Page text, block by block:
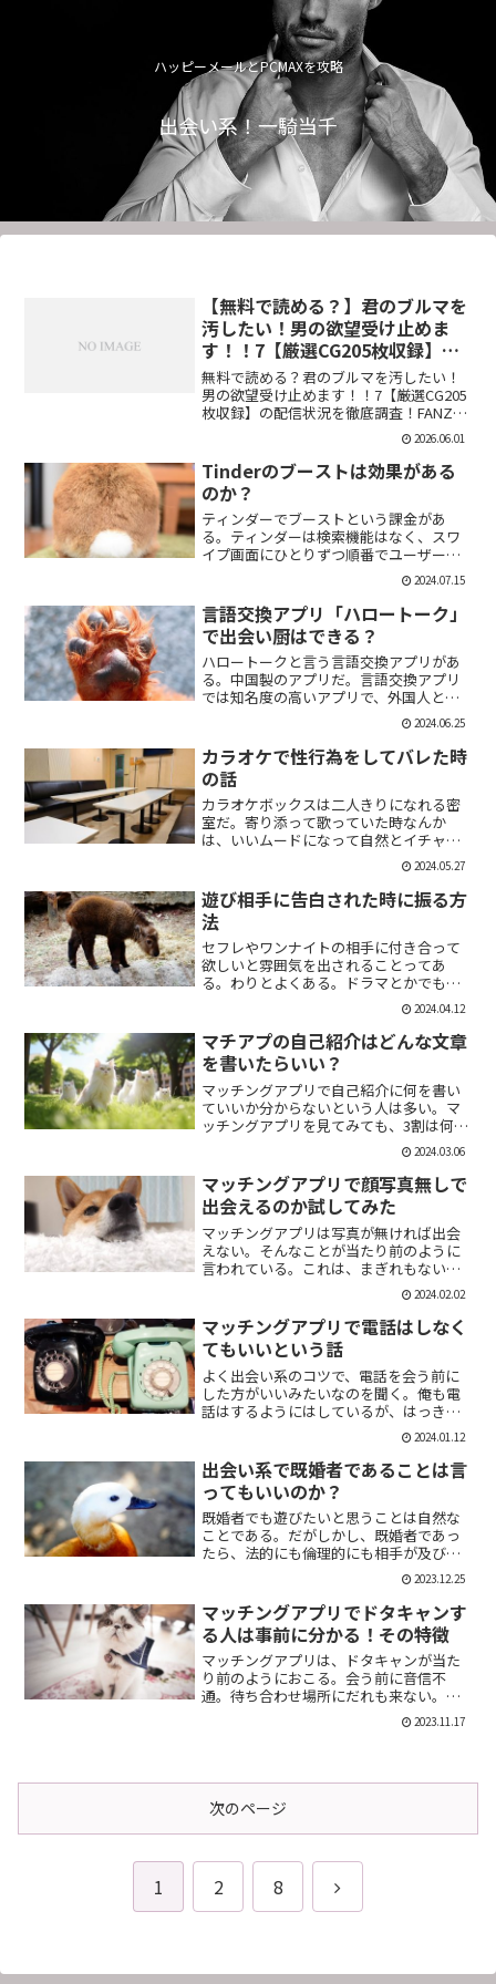
ハッピーメールとPCMAXを攻略
出会い系！一騎当千
【無料で読める？】君のブルマを
汚したい！男の欲望受け止めま
す！！7【厳選CG205枚収録】
【虚構クラブ】
無料で読める？君のブルマを汚したい！
男の欲望受け止めます！！7【厳選CG205
枚収録】の配信状況を徹底調査！FANZA
での販売形式やサンプル視聴、レビュー
評価もまとめています。今すぐチェッ
ク！【d_544876】
2026.06.01
Tinderのブーストは効果がある
のか？
ティンダーでブーストという課金があ
る。ティンダーは検索機能はなく、スワ
イプ画面にひとりずつ順番でユーザーが
表示される。その順番を優先して表示す
ることができる課金がブーストだ。ブー
スト1つ消費で30分間、ブースト2つ消費
で2時間の優先表示がさ...
2024.07.15
言語交換アプリ「ハロートーク」
で出会い厨はできる？
ハロートークと言う言語交換アプリがあ
る。中国製のアプリだ。言語交換アプリ
では知名度の高いアプリで、外国人と知
り合いたい付き合いたいという人にも魅
力的には一見魅力的にうつる。外国人の
恋人欲しいよな。俺もエマワトソンと結
婚してえ。ではハロートー...
2024.06.25
カラオケで性行為をしてバレた時
の話
カラオケボックスは二人きりになれる密
室だ。寄り添って歌っていた時なんか
は、いいムードになって自然とイチャイ
チャしはじめてしまうこともある。俺も
よく出会い系で知り合った人とカラオケ
にいったりする。相手もその気だったり
するから、なんかいいムード...
2024.05.27
遊び相手に告白された時に振る方
法
セフレやワンナイトの相手に付き合って
欲しいと雰囲気を出されることってあ
る。わりとよくある。ドラマとかでも、
「1回やっただけで恋人面するな。」みた
いなのがあるけど、現実でもよくある。
そんな時に、相手を気付つけずいかに波
風立てずに振るか。遊び人...
2024.04.12
マチアプの自己紹介はどんな文章
を書いたらいい？
マッチングアプリで自己紹介に何を書い
ていいか分からないという人は多い。マ
ッチングアプリを見てみても、3割は何も
書いていない人がいる。なかには、何を
書いていいか分かりませんー。とだけ書
いている人も。なので、今回の記事はマ
チアプのプロフィールの...
2024.03.06
マッチングアプリで顔写真無しで
出会えるのか試してみた
マッチングアプリは写真が無ければ出会
えない。そんなことが当たり前のように
言われている。これは、まぎれもない事
実だと思う。自分が使う時に写真を載せ
ていない人は無視するし、相手をするに
しても適当にあしらう。写真無しで出会
えるのは、お金が発生する...
2024.02.02
マッチングアプリで電話はしなく
てもいいという話
よく出会い系のコツで、電話を会う前に
した方がいいみたいなのを聞く。俺も電
話はするようにはしているが、はっきり
言っちゃうと電話なんていらない。よっ
ぽど話術や声に自信ある人だけすればい
いと思っている。では、その理由を語っ
ていこう。電話を嫌がる人...
2024.01.12
出会い系で既婚者であることは言
ってもいいのか？
既婚者でも遊びたいと思うことは自然な
ことである。だがしかし、既婚者であっ
たら、法的にも倫理的にも相手が及び腰
になることは明らかだ。では、既婚者で
あることを言わない方がいいのか。否、
それは違う。既婚者であることを伝える
メリット出会い系で既婚者...
2023.12.25
マッチングアプリでドタキャンす
る人は事前に分かる！その特徴
マッチングアプリは、ドタキャンが当た
り前のようにおこる。会う前に音信不
通。待ち合わせ場所にだれも来ない。そ
んなの普通だ。迷惑な話だが、このドタ
キャン野郎どもは見分けることができ
2023.11.17
次のページ
1 2 8
次